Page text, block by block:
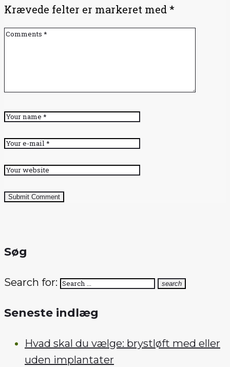
Krævede felter er markeret med*
Submit Comment
Søg
Search for: search
Seneste indlæg
Hvad skal du vælge: brystløft med eller
uden implantater